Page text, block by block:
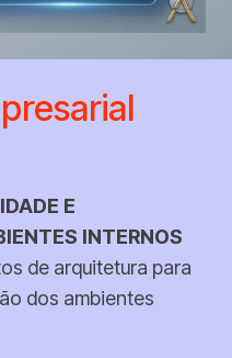
E
INTERNOS
de arquitetura para
dos ambientes